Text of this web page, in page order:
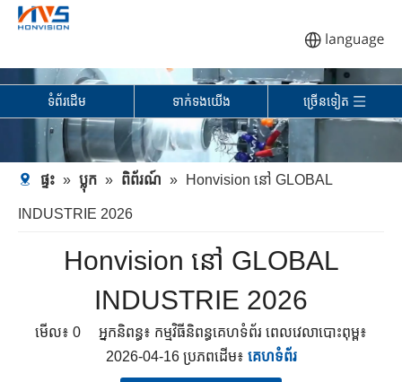
ទំព័រដើម ទាក់ទង​យើង ច្រើនទៀត
ផ្ទះ » ប្លុក » ពិព័រណ៍ » Honvision នៅ GLOBAL
INDUSTRIE 2026
Honvision នៅ GLOBAL
INDUSTRIE 2026
មើល៖ 0 អ្នកនិពន្ធ៖ កម្មវិធីនិពន្ធគេហទំព័រ ពេលវេលាបោះពុម្ព៖
2026-04-16 ប្រភពដើម៖ គេហទំព័រ